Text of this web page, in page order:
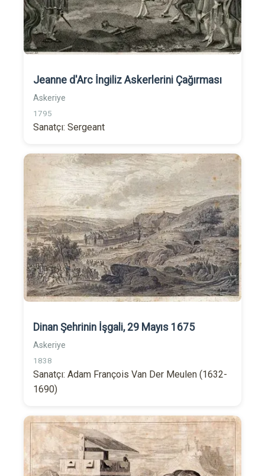
Jeanne d'Arc İngiliz Askerlerini Çağırması
Askeriye
1795
Sanatçı: Sergeant
Dinan Şehrinin İşgali, 29 Mayıs 1675
Askeriye
1838
Sanatçı: Adam François Van Der Meulen (1632-
1690)